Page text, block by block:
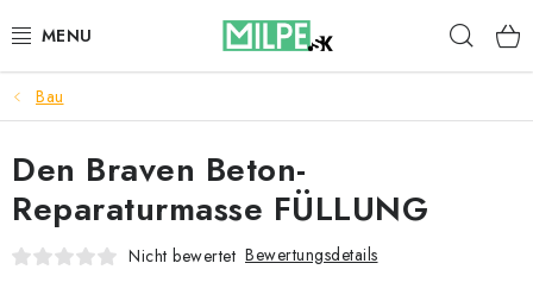
Inhalt
DACHFENSTER
DACHBODENTREPPE
HAUS UND GARTEN
Bau
Den Braven Beton-
Reparaturmasse FÜLLUNG
Nicht bewertet Bewertungsdetails